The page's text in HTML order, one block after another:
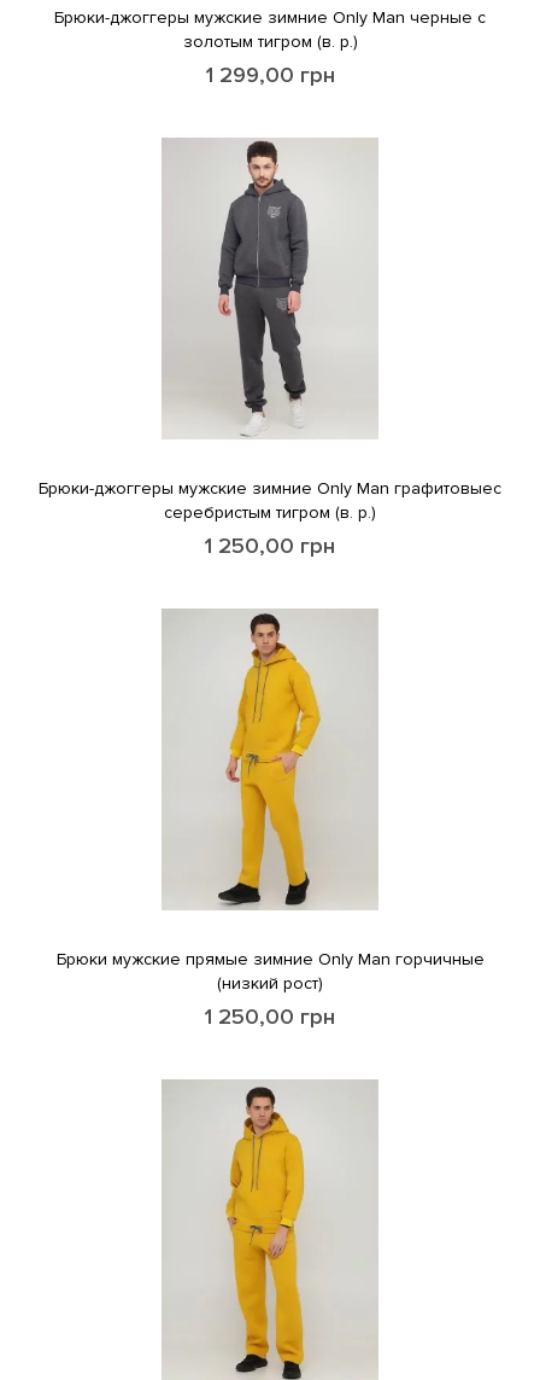
Брюки-джоггеры мужские зимние Only Man черные с
золотым тигром (в. р.)
1 299,00 грн
Брюки-джоггеры мужские зимние Only Man графитовыес
серебристым тигром (в. р.)
1 250,00 грн
Брюки мужские прямые зимние Only Man горчичные
(низкий рост)
1 250,00 грн